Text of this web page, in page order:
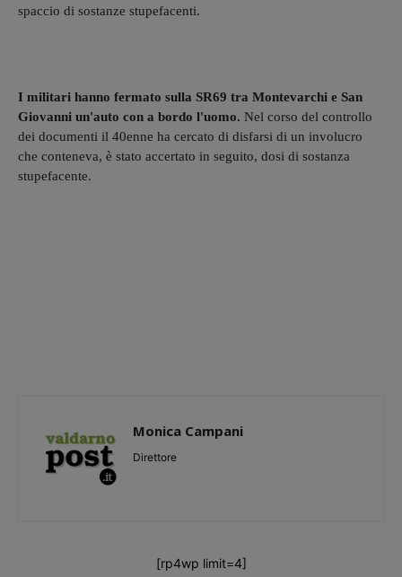
spaccio di sostanze stupefacenti.
I militari hanno fermato sulla SR69 tra Montevarchi e San
Giovanni un'auto con a bordo l'uomo. Nel corso del controllo
dei documenti il 40enne ha cercato di disfarsi di un involucro
che conteneva, è stato accertato in seguito, dosi di sostanza
stupefacente.
Monica Campani
Direttore
[rp4wp limit=4]